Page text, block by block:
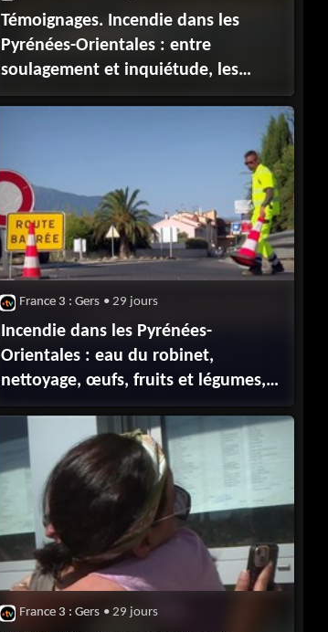
Témoignages. Incendie dans les
Pyrénées-Orientales : entre
soulagement et inquiétude, les
habitants évacués de Montalba
France 3 : Gers • 29 jours
Incendie dans les Pyrénées-
Orientales : eau du robinet,
nettoyage, œufs, fruits et légumes,
suivez les consignes sanitaires si
vous rentrez chez vous dans les
zones victimes du feu
France 3 : Gers • 29 jours